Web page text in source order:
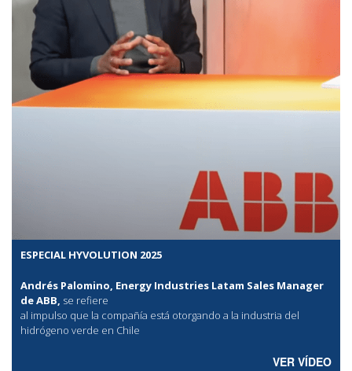
ESPECIAL HYVOLUTION 2025
Andrés Palomino, Energy Industries Latam Sales Manager
de ABB, se refiere
al impulso que la compañía está otorgando a la industria del
hidrógeno verde en Chile
VER VÍDEO